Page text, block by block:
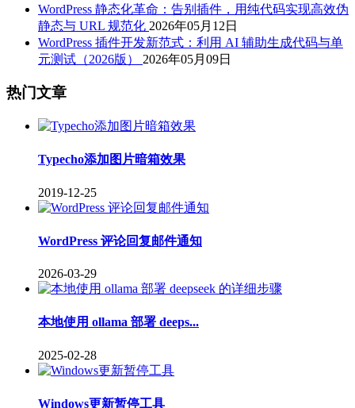
WordPress 静态化革命：告别插件，用纯代码实现高效伪
静态与 URL 规范化 2026年05月12日
WordPress 插件开发新范式：利用 AI 辅助生成代码与单
元测试（2026版） 2026年05月09日
热门文章
Typecho添加图片暗箱效果
2019-12-25
WordPress 评论回复邮件通知
2026-03-29
本地使用 ollama 部署 deeps...
2025-02-28
Windows更新暂停工具